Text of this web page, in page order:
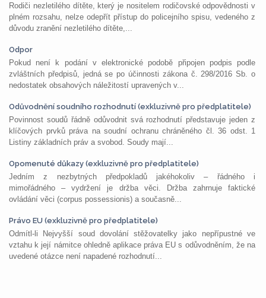
Rodiči nezletilého dítěte, který je nositelem rodičovské odpovědnosti v
plném rozsahu, nelze odepřít přístup do policejního spisu, vedeného z
důvodu zranění nezletilého dítěte,...
Odpor
Pokud není k podání v elektronické podobě připojen podpis podle
zvláštních předpisů, jedná se po účinnosti zákona č. 298/2016 Sb. o
nedostatek obsahových náležitostí upravených v...
Odůvodnění soudního rozhodnutí (exkluzivně pro předplatitele)
Povinnost soudů řádně odůvodnit svá rozhodnutí představuje jeden z
klíčových prvků práva na soudní ochranu chráněného čl. 36 odst. 1
Listiny základních práv a svobod. Soudy mají...
Opomenuté důkazy (exkluzivně pro předplatitele)
Jedním z nezbytných předpokladů jakéhokoliv – řádného i
mimořádného – vydržení je držba věci. Držba zahrnuje faktické
ovládání věci (corpus possessionis) a současně...
Právo EU (exkluzivně pro předplatitele)
Odmítl-li Nejvyšší soud dovolání stěžovatelky jako nepřípustné ve
vztahu k její námitce ohledně aplikace práva EU s odůvodněním, že na
uvedené otázce není napadené rozhodnutí...